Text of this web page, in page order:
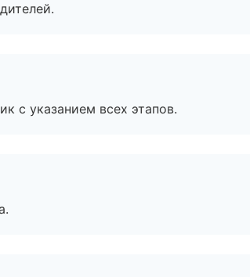
с указанием всех этапов.